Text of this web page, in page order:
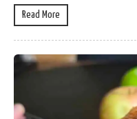
Read More